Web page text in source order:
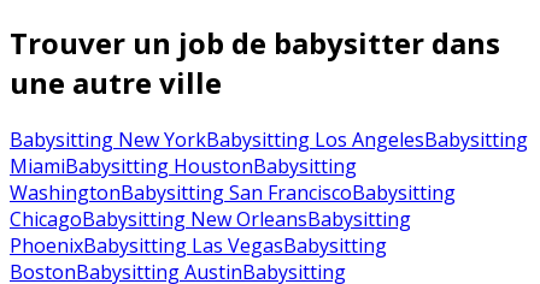
Trouver un job de babysitter dans
une autre ville
Babysitting New YorkBabysitting Los AngelesBabysitting
MiamiBabysitting HoustonBabysitting
WashingtonBabysitting San FranciscoBabysitting
ChicagoBabysitting New OrleansBabysitting
PhoenixBabysitting Las VegasBabysitting
BostonBabysitting AustinBabysitting